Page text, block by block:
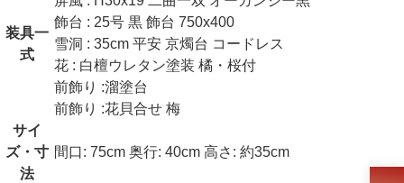
装具一
式
飾台 : 25号 黒 飾台 750x400
雪洞 : 35cm 平安 京燭台 コードレス
花 : 白檀ウレタン塗装 橘・桜付
前飾り :溜塗台
前飾り :花貝合せ 梅
サイ
ズ・寸
法
間口: 75cm 奥行: 40cm 高さ: 約35cm